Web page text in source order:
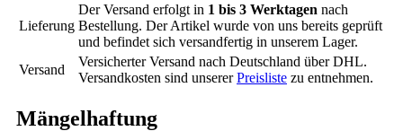
Lieferung
Der Versand erfolgt in 1 bis 3 Werktagen nach
Bestellung. Der Artikel wurde von uns bereits geprüft
und befindet sich versandfertig in unserem Lager.
Versand
Versicherter Versand nach Deutschland über DHL.
Versandkosten sind unsererPreisliste zu entnehmen.
Mängelhaftung